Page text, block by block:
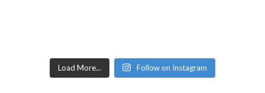
Load More... Follow on Instagram